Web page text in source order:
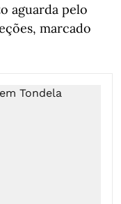
aguarda pelo
marcado